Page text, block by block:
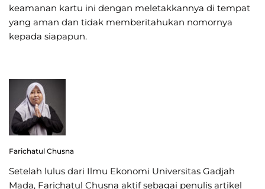
keamanan kartu ini dengan meletakkannya di tempat
yang aman dan tidak memberitahukan nomornya
kepada siapapun.
Farichatul Chusna
Setelah lulus dari Ilmu Ekonomi Universitas Gadjah
Mada, Farichatul Chusna aktif sebagai penulis artikel